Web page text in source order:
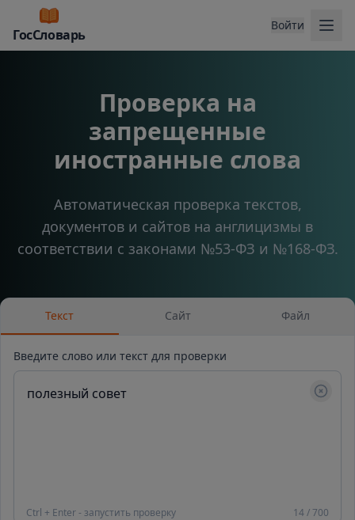
ГосСловарь
Войти
Проверка на
запрещенные
иностранные слова
Автоматическая проверка текстов,
документов и сайтов на англицизмы в
соответствии с законами №53-ФЗ и №168-ФЗ.
Текст Сайт Файл
Введите слово или текст для проверки
Ctrl + Enter - запустить проверку 14 / 700